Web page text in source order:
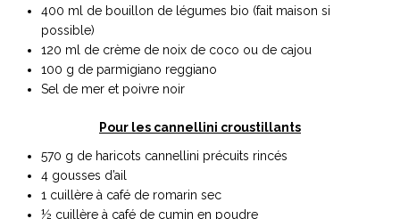
400 ml de bouillon de légumes bio (fait maison si
possible)
120 ml de crème de noix de coco ou de cajou
100 g de parmigiano reggiano
Sel de mer et poivre noir
Pour les cannellini croustillants
570 g de haricots cannellini précuits rincés
4 gousses d’ail
1 cuillère à café de romarin sec
½ cuillère à café de cumin en poudre